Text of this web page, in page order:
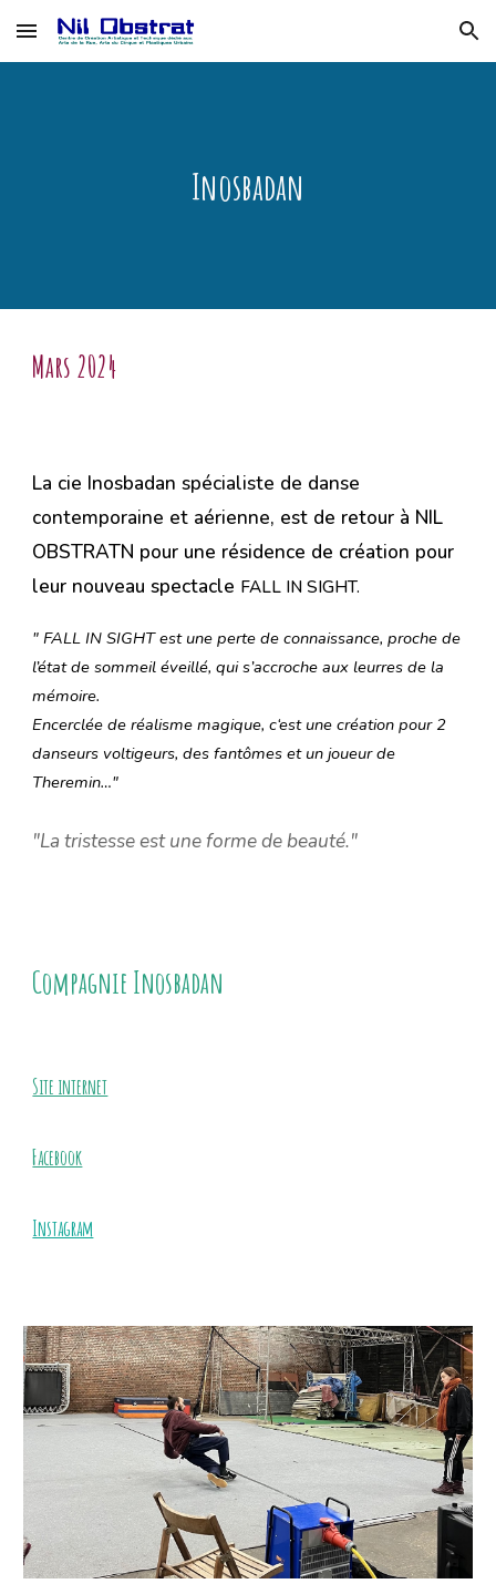
Skip to main content Skip to navigation
Inosbadan
Mars 2024
La cie Inosbadan spécialiste de danse
contemporaine et aérienne, est de retour à NIL
OBSTRATN pour une résidence de création pour
leur nouveau spectacle FALL IN SIGHT.
" FALL IN SIGHT est une perte de connaissance, proche de
l’état de sommeil éveillé, qui s’accroche aux leurres de la
mémoire.
Encerclée de réalisme magique, c‘est une création pour 2
danseurs voltigeurs, des fantômes et un joueur de
Theremin…"
"La tristesse est une forme de beauté."
Compagnie Inosbadan
Site internet
Facebook
Instagram